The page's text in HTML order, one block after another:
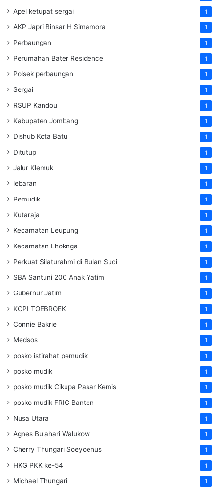
Apel ketupat sergai 1
AKP Japri Binsar H Simamora 1
Perbaungan 1
Perumahan Bater Residence 1
Polsek perbaungan 1
Sergai 1
RSUP Kandou 1
Kabupaten Jombang 1
Dishub Kota Batu 1
Ditutup 1
Jalur Klemuk 1
lebaran 1
Pemudik 1
Kutaraja 1
Kecamatan Leupung 1
Kecamatan Lhoknga 1
Perkuat Silaturahmi di Bulan Suci 1
SBA Santuni 200 Anak Yatim 1
Gubernur Jatim 1
KOPI TOEBROEK 1
Connie Bakrie 1
Medsos 1
posko istirahat pemudik 1
posko mudik 1
posko mudik Cikupa Pasar Kemis 1
posko mudik FRIC Banten 1
Nusa Utara 1
Agnes Bulahari Walukow 1
Cherry Thungari Soeyoenus 1
HKG PKK ke-54 1
Michael Thungari 1